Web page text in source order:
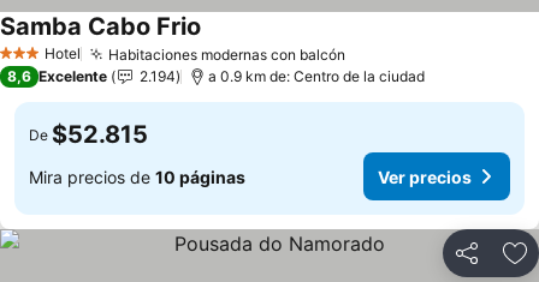
3 Estrellas
Hotel Habitaciones modernas con balcón
Samba Cabo Frio
8,6 Excelente 2.194 a 0.9 km de: Centro de la ciudad
De $52.815
Mira precios de 10 páginas Ver precios
Compartir